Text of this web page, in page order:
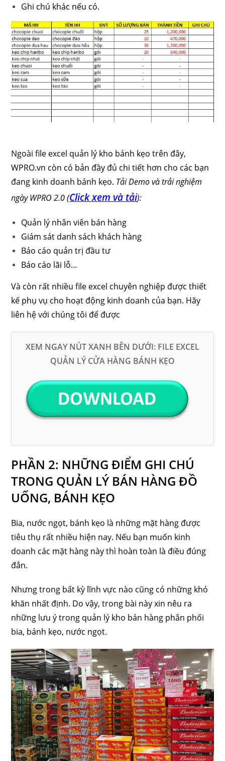
Ghi chú khác nếu có.
Ngoài file excel quản lý kho bánh kẹo trên đây,
WPRO.vn còn có bản đầy đủ chi tiết hơn cho các bạn
đang kinh doanh bánh kẹo. Tải Demo và trải nghiệm
ngày WPRO 2.0 (Click xem và tải):
Quản lý nhân viên bán hàng
Giám sát danh sách khách hàng
Báo cáo quản trị đầu tư
Báo cáo lãi lỗ…
Và còn rất nhiều file excel chuyên nghiệp được thiết
kế phụ vụ cho hoạt động kinh doanh của bạn. Hãy
liên hệ với chúng tôi để được
XEM NGAY NÚT XANH BÊN DƯỚI: FILE EXCEL
QUẢN LÝ CỬA HÀNG BÁNH KẸO
PHẦN 2: NHỮNG ĐIỂM GHI CHÚ
TRONG QUẢN LÝ BÁN HÀNG ĐỒ
UỐNG, BÁNH KẸO
Bia, nước ngọt, bánh kẹo là những mặt hàng được
tiêu thụ rất nhiều hiện nay. Nếu bạn muốn kinh
doanh các mặt hàng này thì hoàn toàn là điều đúng
đắn.
Nhưng trong bất kỳ lĩnh vực nào cũng có những khó
khăn nhất định. Do vậy, trong bài này xin nêu ra
những lưu ý trong quản lý kho bán hàng phân phối
bia, bánh kẹo, nước ngọt.